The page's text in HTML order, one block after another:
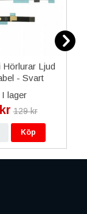
Hörlurar Ljud
- Svart
I lager
129 kr
Köp